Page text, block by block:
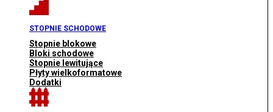
STOPNIE SCHODOWE
Stopnie blokowe
Bloki schodowe
Stopnie lewitujące
Płyty wielkoformatowe
Dodatki